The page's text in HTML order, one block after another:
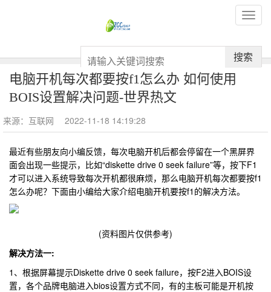
搜索
电脑开机每次都要按f1怎么办 如何使用
BOIS设置解决问题-世界热文
来源：互联网 2022-11-18 14:19:28
‍‍最近有些朋友向小编反馈，每次电脑开机后都会停留在一个黑屏界
面会出现一些提示，比如“diskette drive 0 seek failure”等，按下F1
才可以进入系统导致每次开机都很麻烦，那么电脑开机每次都要按f1
怎么办呢？下面由小编给大家介绍电脑开机要按f1的解决方法。
(资料图片仅供参考)
解决方法一:
1、根据屏幕提示Diskette drive 0 seek failure，按F2进入BOIS设
置，各个品牌电脑进入bios设置方式不同，有的主板可能是开机按